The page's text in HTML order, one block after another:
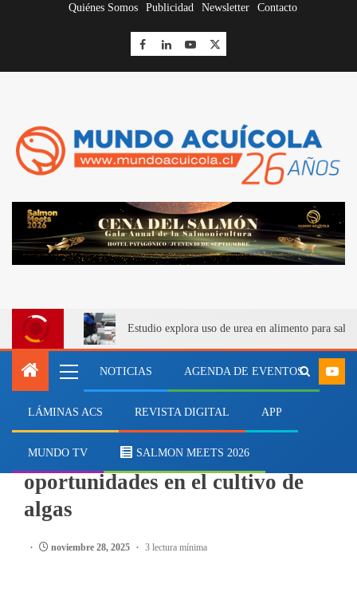
Quiénes Somos Publicidad Newsletter Contacto
Estudio explora uso de urea en alimento para
NOTICIAS AGENDA DE EVENTOS
LÁMINAS ACS REVISTA DIGITAL APP
MUNDO TV SALMON MEETS 2026
Analizan brechas y
oportunidades en el cultivo de
algas
noviembre 28, 2025 3 lectura mínima